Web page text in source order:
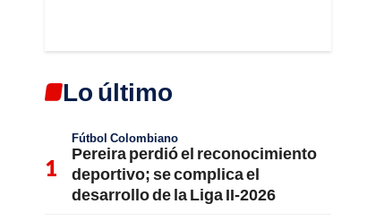
Lo último
Fútbol Colombiano
Pereira perdió el reconocimiento
deportivo; se complica el
desarrollo de la Liga II-2026